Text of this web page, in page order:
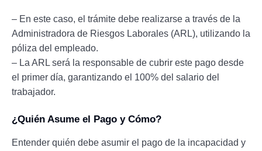
– En este caso, el trámite debe realizarse a través de la
Administradora de Riesgos Laborales (ARL), utilizando la
póliza del empleado.
– La ARL será la responsable de cubrir este pago desde
el primer día, garantizando el 100% del salario del
trabajador.
¿Quién Asume el Pago y Cómo?
Entender quién debe asumir el pago de la incapacidad y